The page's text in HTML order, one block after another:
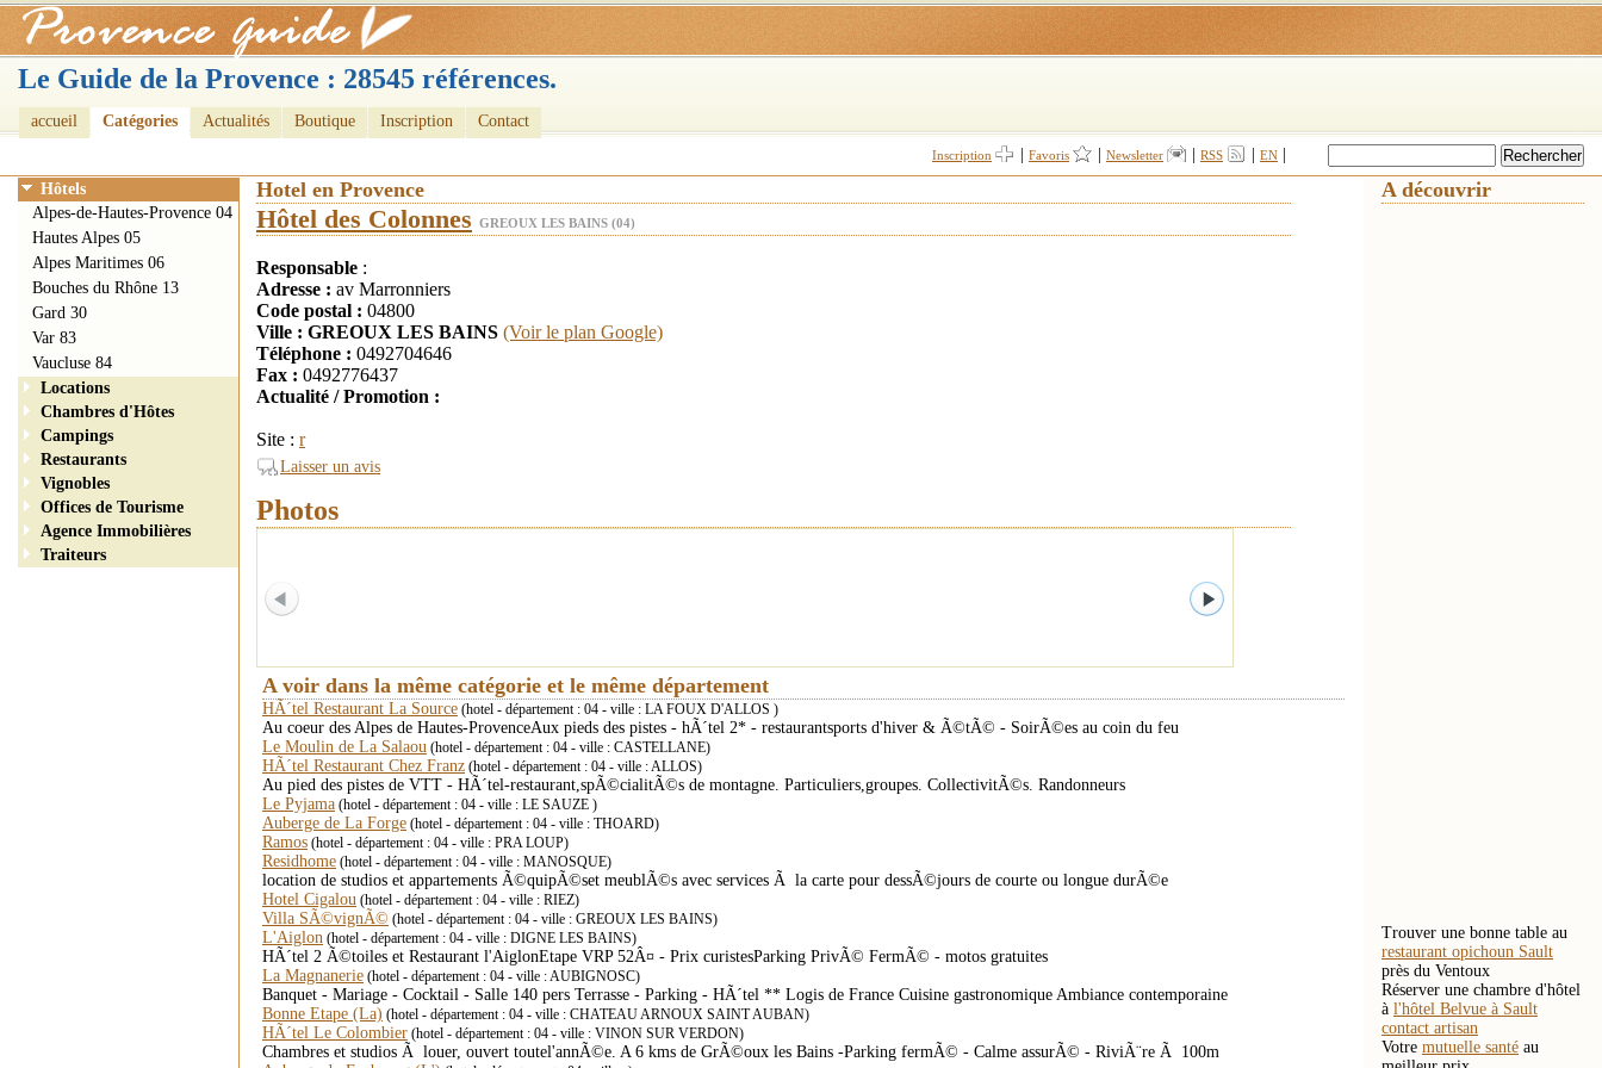
Le Guide de la Provence : 28545 références.
accueil Catégories Actualités Boutique Inscription Contact
Inscription Favoris Newsletter RSS EN
Hotel en Provence
Hôtel des Colonnes GREOUX LES BAINS (04)
Responsable :
Adresse : av Marronniers
Code postal : 04800
Ville : GREOUX LES BAINS (Voir le plan Google)
Téléphone : 0492704646
Fax : 0492776437
Actualité / Promotion :
Site : r
Laisser un avis
Photos
A voir dans la même catégorie et le même département
HÃ´tel Restaurant La Source (hotel - département : 04 - ville : LA FOUX D'ALLOS )
Au coeur des Alpes de Hautes-ProvenceAux pieds des pistes - hÃ´tel 2* - restaurantsports d'hiver & Ã©tÃ© - SoirÃ©es au coin du feu
Le Moulin de La Salaou (hotel - département : 04 - ville : CASTELLANE)
HÃ´tel Restaurant Chez Franz (hotel - département : 04 - ville : ALLOS)
Au pied des pistes de VTT - HÃ´tel-restaurant,spÃ©cialitÃ©s de montagne. Particuliers,groupes. CollectivitÃ©s. Randonneurs
Le Pyjama (hotel - département : 04 - ville : LE SAUZE )
Auberge de La Forge (hotel - département : 04 - ville : THOARD)
Ramos (hotel - département : 04 - ville : PRA LOUP)
Residhome (hotel - département : 04 - ville : MANOSQUE)
location de studios et appartements Ã©quipÃ©set meublÃ©s avec services Ã la carte pour dessÃ©jours de courte ou longue durÃ©e
Hotel Cigalou (hotel - département : 04 - ville : RIEZ)
Villa SÃ©vignÃ© (hotel - département : 04 - ville : GREOUX LES BAINS)
L'Aiglon (hotel - département : 04 - ville : DIGNE LES BAINS)
HÃ´tel 2 Ã©toiles et Restaurant l'AiglonEtape VRP 52Â¤ - Prix curistesParking PrivÃ© FermÃ© - motos gratuites
La Magnanerie (hotel - département : 04 - ville : AUBIGNOSC)
Banquet - Mariage - Cocktail - Salle 140 pers Terrasse - Parking - HÃ´tel ** Logis de France Cuisine gastronomique Ambiance contemporaine
Bonne Etape (La) (hotel - département : 04 - ville : CHATEAU ARNOUX SAINT AUBAN)
HÃ´tel Le Colombier (hotel - département : 04 - ville : VINON SUR VERDON)
Chambres et studios Ã louer, ouvert toutel'annÃ©e. A 6 kms de GrÃ©oux les Bains -Parking fermÃ© - Calme assurÃ© - RiviÃ¨re Ã 100m
Hôtels
Alpes-de-Hautes-Provence 04
Hautes Alpes 05
Alpes Maritimes 06
Bouches du Rhône 13
Gard 30
Var 83
Vaucluse 84
Locations
Chambres d'Hôtes
Campings
Restaurants
Vignobles
Offices de Tourisme
Agence Immobilières
Traiteurs
A découvrir
Trouver une bonne table au
restaurant opichoun Sault
près du Ventoux
Réserver une chambre d'hôtel
à l'hôtel Belvue à Sault
contact artisan
Votre mutuelle santé au